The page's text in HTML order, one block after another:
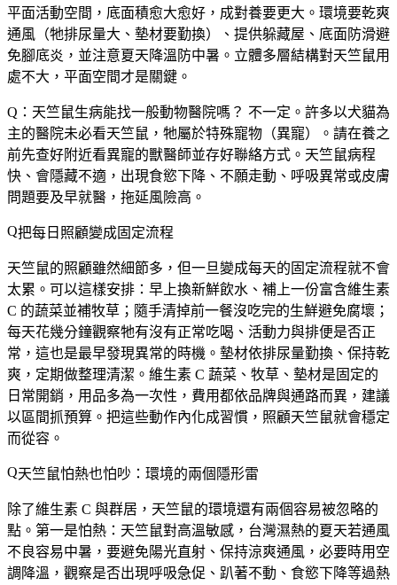
平面活動空間，底面積愈大愈好，成對養要更大。環境要乾爽
通風（牠排尿量大、墊材要勤換）、提供躲藏屋、底面防滑避
免腳底炎，並注意夏天降溫防中暑。立體多層結構對天竺鼠用
處不大，平面空間才是關鍵。
Q：天竺鼠生病能找一般動物醫院嗎？ 不一定。許多以犬貓為
主的醫院未必看天竺鼠，牠屬於特殊寵物（異寵）。請在養之
前先查好附近看異寵的獸醫師並存好聯絡方式。天竺鼠病程
快、會隱藏不適，出現食慾下降、不願走動、呼吸異常或皮膚
問題要及早就醫，拖延風險高。
把每日照顧變成固定流程
天竺鼠的照顧雖然細節多，但一旦變成每天的固定流程就不會
太累。可以這樣安排：早上換新鮮飲水、補上一份富含維生素
C 的蔬菜並補牧草；隨手清掉前一餐沒吃完的生鮮避免腐壞；
每天花幾分鐘觀察牠有沒有正常吃喝、活動力與排便是否正
常，這也是最早發現異常的時機。墊材依排尿量勤換、保持乾
爽，定期做整理清潔。維生素 C 蔬菜、牧草、墊材是固定的
日常開銷，用品多為一次性，費用都依品牌與通路而異，建議
以區間抓預算。把這些動作內化成習慣，照顧天竺鼠就會穩定
而從容。
天竺鼠怕熱也怕吵：環境的兩個隱形雷
除了維生素 C 與群居，天竺鼠的環境還有兩個容易被忽略的
點。第一是怕熱：天竺鼠對高溫敏感，台灣濕熱的夏天若通風
不良容易中暑，要避免陽光直射、保持涼爽通風，必要時用空
調降溫，觀察是否出現呼吸急促、趴著不動、食慾下降等過熱